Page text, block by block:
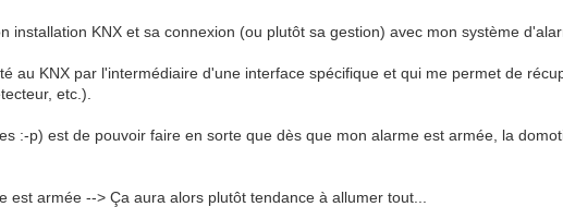
installation KNX et sa connexion (ou plutôt sa gestion) avec mon système
au KNX par l'intermédiaire d'une interface spécifique et qui me permet de
etc.).
:-p) est de pouvoir faire en sorte que dès que mon alarme est armée, la
est armée --> Ça aura alors plutôt tendance à allumer tout...